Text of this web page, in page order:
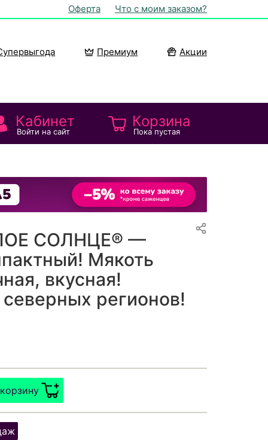
Оферта Что с моим заказом?
Премиум
Акции
Кабинет
Войти на сайт
Корзина
Пока пустая
СОЛНЦЕ® —
Мякоть
вкусная!
регионов!